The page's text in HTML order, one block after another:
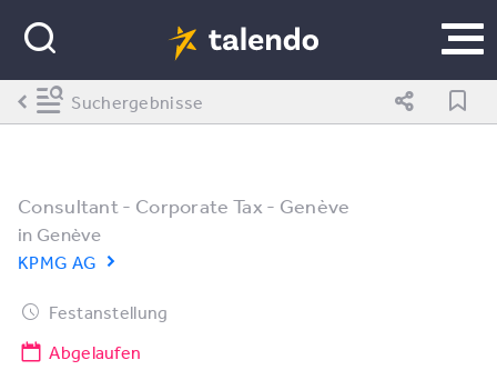
Consultant - Corporate Tax - Genève
in Genève
KPMG AG
Festanstellung
Abgelaufen
Suchergebnisse